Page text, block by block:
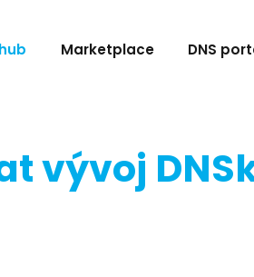
Marketplace DNS
vývoj